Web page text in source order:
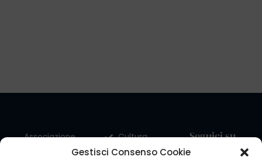
Gestisci Consenso Cookie
Associazione
Cultura
Viaggiare
Seguici su